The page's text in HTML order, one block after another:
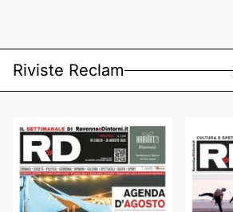
Riviste Reclam